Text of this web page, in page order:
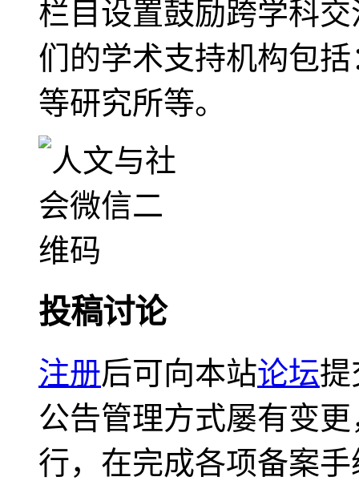
栏目设置鼓励跨学科
们的学术支持机构包
等研究所等。
投稿讨论
注册后可向本站论坛提
公告管理方式屡有变
行，在完成各项备案